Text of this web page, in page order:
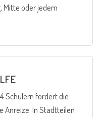
Mitte oder jedem
Schülern fördert die
Anreize. In Stadtteilen